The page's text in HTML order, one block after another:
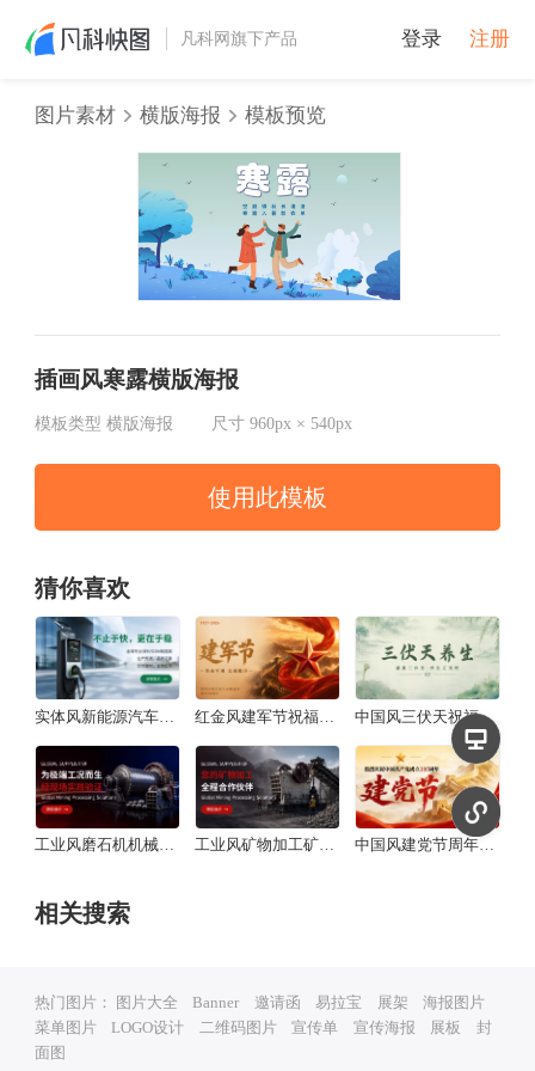
凡科网旗下产品 登录 注册
图片素材 横版海报 模板预览
插画风寒露横版海报
模板类型 横版海报 尺寸 960px × 540px
使用此模板
猜你喜欢
实体风新能源汽车充电桩横版海报 红金风建军节祝福宣传横版海报 中国风三伏天祝福宣传横版海报
工业风磨石机机械设备矿山机械横版海报 工业风矿物加工矿山机械横版海报 中国风建党节周年纪念不忘初心牢记使命横版海报
相关搜索
热门图片： 图片大全 Banner 邀请函 易拉宝 展架
海报图片
菜单图片
LOGO设计 二维码图片 宣传单 宣传海报 展板
封
面图